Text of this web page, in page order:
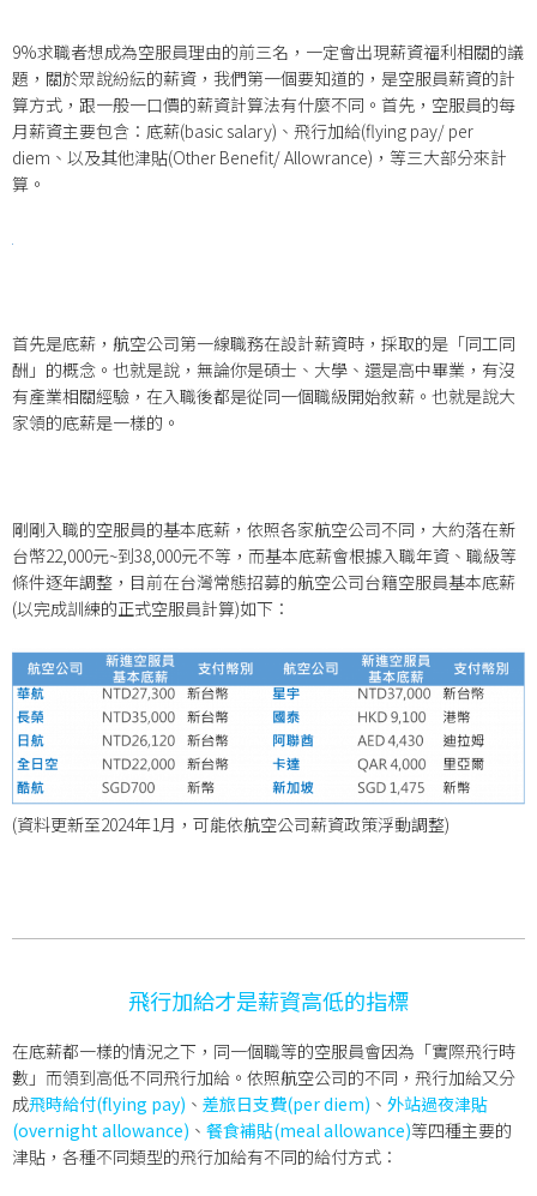
9%求職者想成為空服員理由的前三名，一定會出現薪資福利相關的議
題，關於眾說紛紜的薪資，我們第一個要知道的，是空服員薪資的計
算方式，跟一般一口價的薪資計算法有什麼不同。首先，空服員的每
月薪資主要包含：底薪(basic salary)、飛行加給(flying pay/ per
diem、以及其他津貼(Other Benefit/ Allowrance)，等三大部分來計
算。
首先是底薪，航空公司第一線職務在設計薪資時，採取的是「同工同
酬」的概念。也就是說，無論你是碩士、大學、還是高中畢業，有沒
有產業相關經驗，在入職後都是從同一個職級開始敘薪。也就是說大
家領的底薪是一樣的。
剛剛入職的空服員的基本底薪，依照各家航空公司不同，大約落在新
台幣22,000元~到38,000元不等，而基本底薪會根據入職年資、職級等
條件逐年調整，目前在台灣常態招募的航空公司台籍空服員基本底薪
(以完成訓練的正式空服員計算)如下：
(資料更新至2024年1月，可能依航空公司薪資政策浮動調整)
飛行加給才是薪資高低的指標
在底薪都一樣的情況之下，同一個職等的空服員會因為「實際飛行時
數」而領到高低不同飛行加給。依照航空公司的不同，飛行加給又分
成飛時給付(flying pay) 、 差旅日支費(per diem) 、 外站過夜津貼
(overnight allowance) 、 餐食補貼(meal allowance)等四種主要的
津貼，各種不同類型的飛行加給有不同的給付方式：